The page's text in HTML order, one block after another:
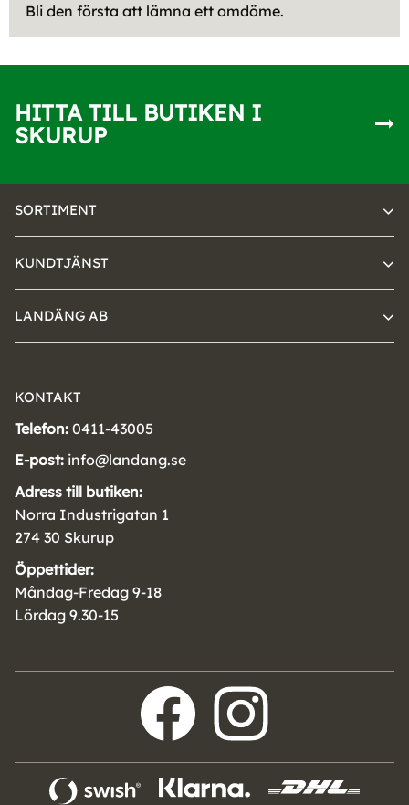
Bli den första att lämna ett omdöme.
HITTA TILL BUTIKEN I
SKURUP
SORTIMENT
KUNDTJÄNST
LANDÄNG AB
KONTAKT
Telefon: 0411-43005
E-post: info@landang.se
Adress till butiken:
Norra Industrigatan 1
274 30 Skurup
Öppettider:
Måndag-Fredag 9-18
Lördag 9.30-15